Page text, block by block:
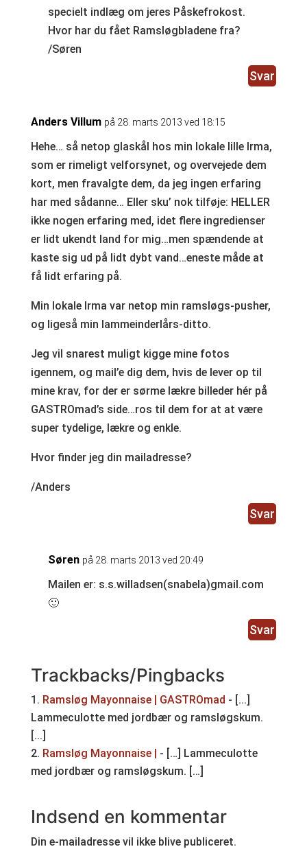
specielt indlæg om jeres Påskefrokost.
Hvor har du fået Ramsløgbladene fra?
/Søren
Svar
Anders Villum på 28. marts 2013 ved 18:15
Hehe… så netop glaskål hos min lokale lille Irma,
som er rimeligt velforsynet, og overvejede dem
kort, men fravalgte dem, da jeg ingen erfaring
har med sådanne… Eller sku’ nok tilføje: HELLER
ikke nogen erfaring med, idet flere ingredienser
er lidt ukendt land for mig…men spændende at
kaste sig ud på lidt dybt vand…eneste måde at
få lidt erfaring på.
Min lokale Irma var netop min ramsløgs-pusher,
og ligeså min lammeinderlårs-ditto.
Jeg vil snarest muligt kigge mine fotos
igennem, og mail’e dig dem, hvis de lever op til
mine krav, for der er sørme lækre billeder hér på
GASTROmad’s side…ros til dem for at at være
super tydelige, lækre og enkle.
Hvor finder jeg din mailadresse?
/Anders
Svar
Søren på 28. marts 2013 ved 20:49
Mailen er: s.s.willadsen(snabela)gmail.com
🙂
Svar
Trackbacks/Pingbacks
Ramsløg Mayonnaise | GASTROmad - [...]
Lammeculotte med jordbær og ramsløgskum.
[...]
Ramsløg Mayonnaise | - […] Lammeculotte
med jordbær og ramsløgskum. […]
Indsend en kommentar
Din e-mailadresse vil ikke blive publiceret.